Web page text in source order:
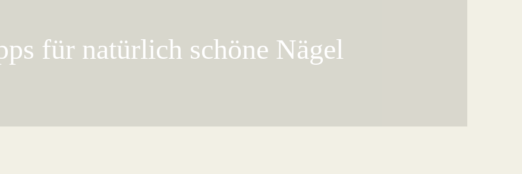
für natürlich schöne Nägel